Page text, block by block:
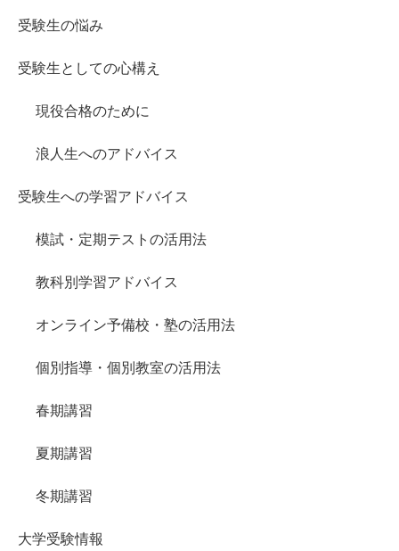
受験生の悩み
受験生としての心構え
現役合格のために
浪人生へのアドバイス
受験生への学習アドバイス
模試・定期テストの活用法
教科別学習アドバイス
オンライン予備校・塾の活用法
個別指導・個別教室の活用法
春期講習
夏期講習
冬期講習
大学受験情報